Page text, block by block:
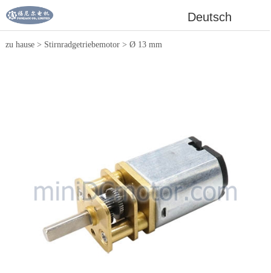
Deutsch
zu hause> Stirnradgetriebemotor> Ø 13 mm